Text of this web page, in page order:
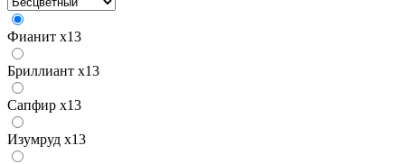
Фианит x13
Бриллиант x13
Сапфир x13
Изумруд x13